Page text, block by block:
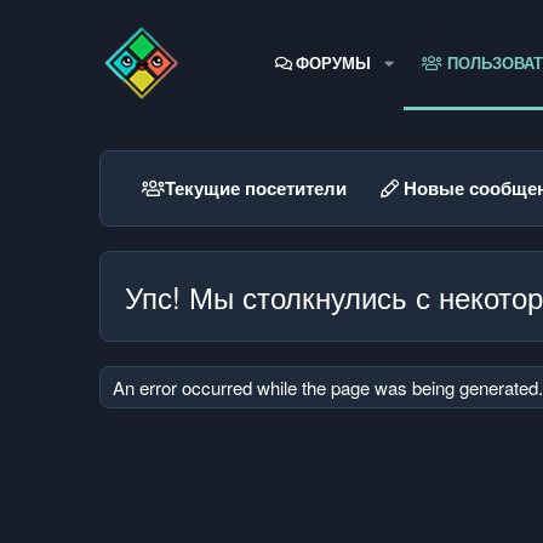
ФОРУМЫ
Текущие посетители Новые
Упс! Мы столкнулись с
An error occurred while the page was being